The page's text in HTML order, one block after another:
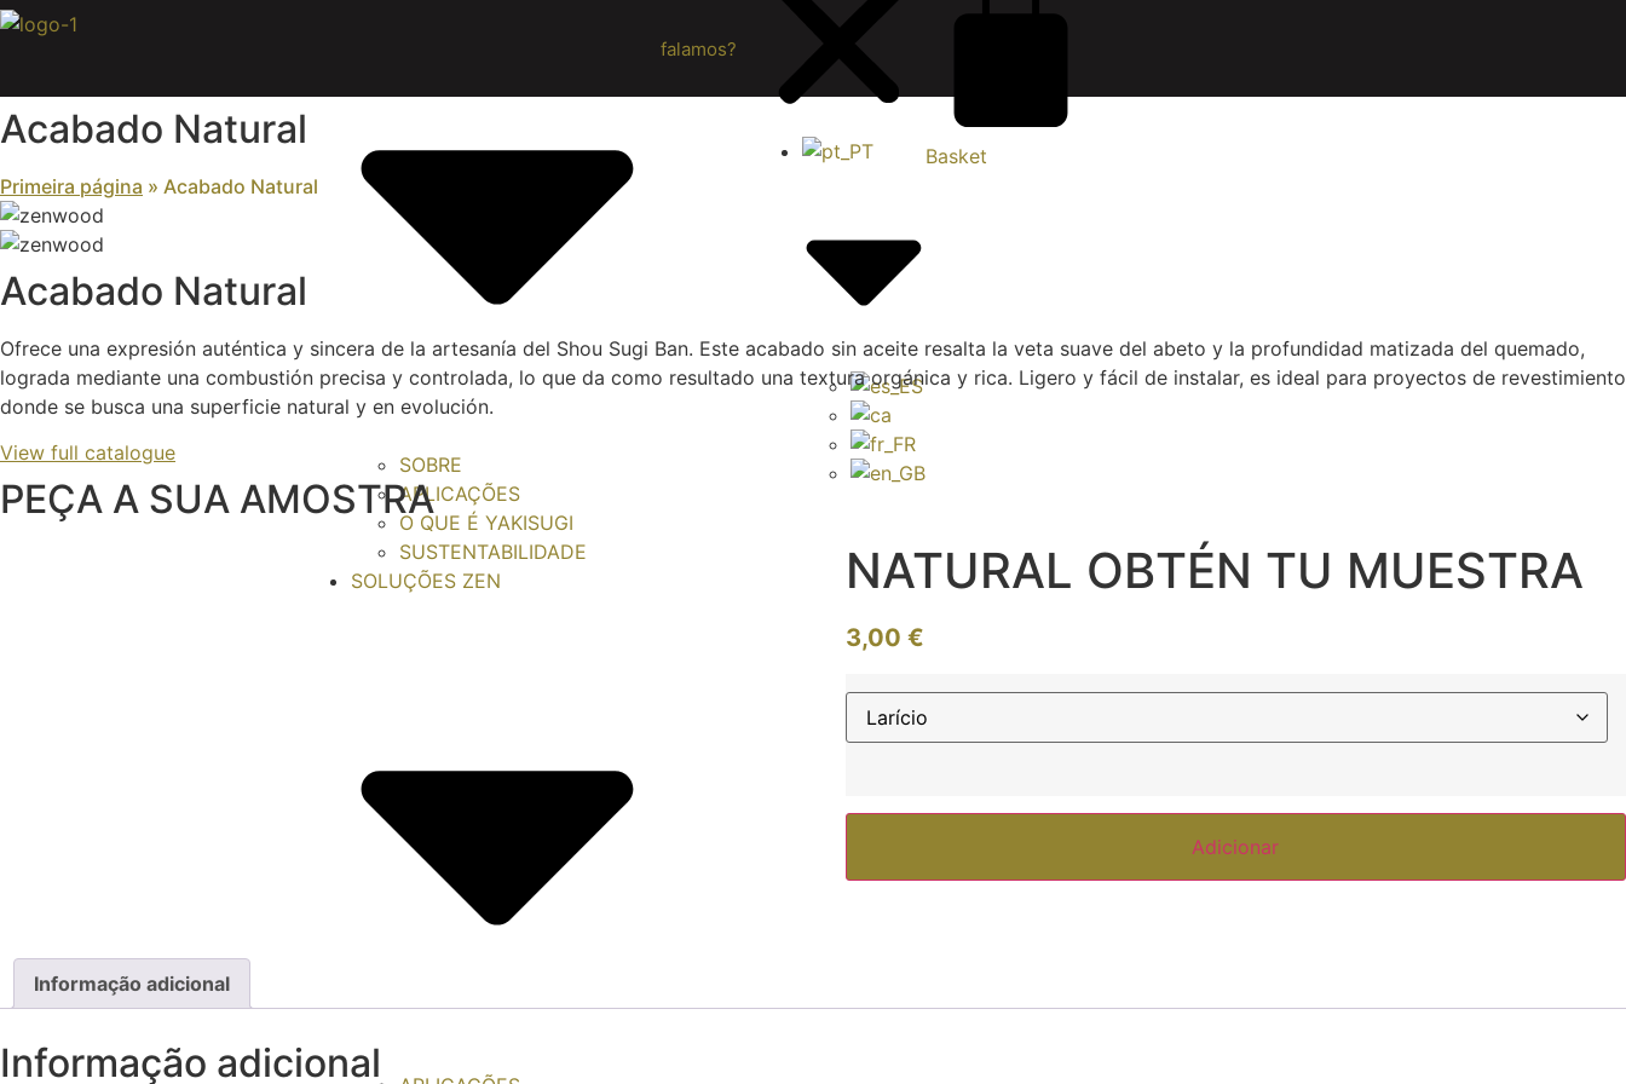
Pular
para
conteúdo
SOBRE
APLICAÇÕES
O QUE É YAKISUGI
SUSTENTABILIDADE
SOLUÇÕES ZEN
falamos?
Basket
Acabado Natural
Primeira página » Acabado Natural
Acabado Natural
Ofrece una expresión auténtica y sincera de la artesanía del Shou Sugi Ban. Este acabado sin aceite resalta la veta suave del abeto y la profundidad matizada del quemado,
lograda mediante una combustión precisa y controlada, lo que da como resultado una textura orgánica y rica. Ligero y fácil de instalar, es ideal para proyectos de revestimiento
donde se busca una superficie natural y en evolución.
View full catalogue
PEÇA A SUA AMOSTRA
NATURAL OBTÉN TU MUESTRA
3,00 €
Adicionar
Informação adicional
Informação adicional